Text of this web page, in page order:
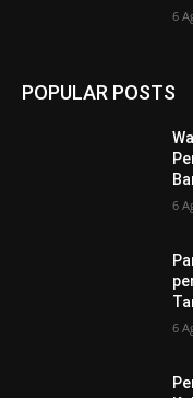
6
POPULAR POSTS
6
6